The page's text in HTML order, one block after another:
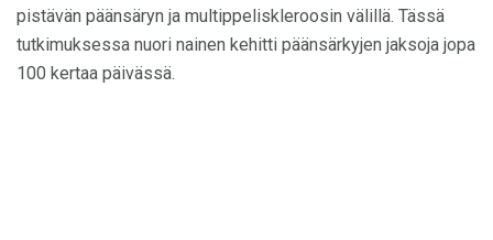
pistävän päänsäryn ja multippeliskleroosin välillä. Tässä
tutkimuksessa nuori nainen kehitti päänsärkyjen jaksoja jopa
100 kertaa päivässä.